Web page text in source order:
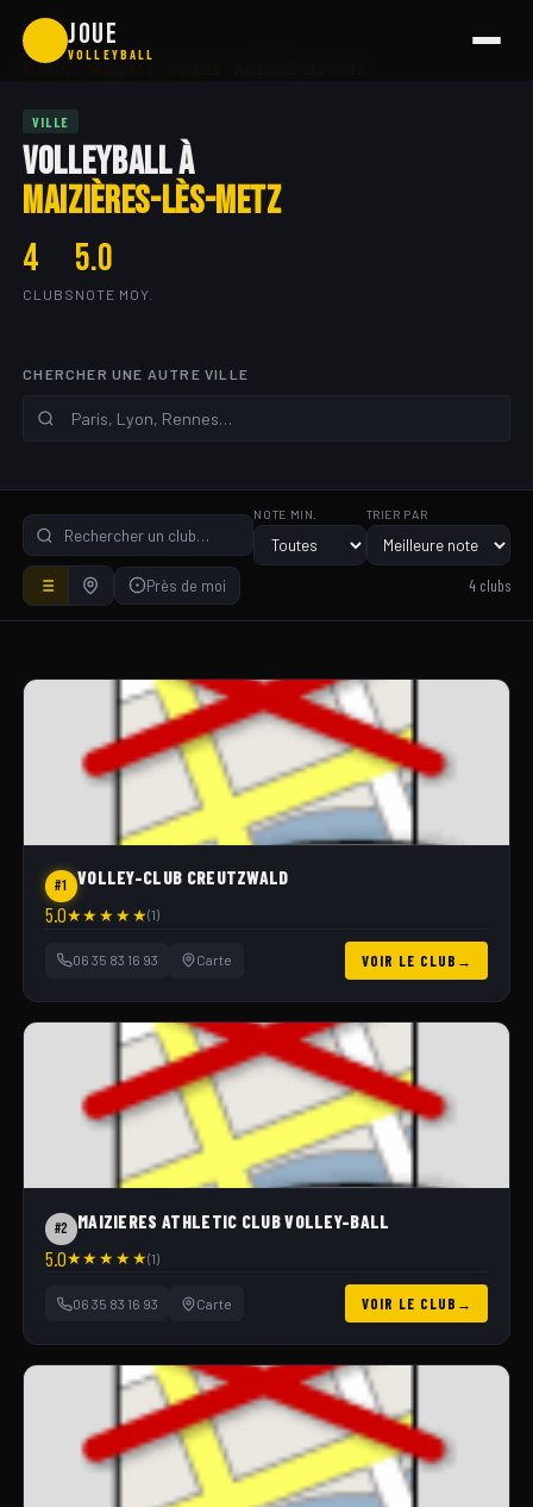
JOUE
VOLLEYBALL
VILLE
VOLLEYBALL À
MAIZIÈRES-LÈS-METZ
4
CLUBS
5.0
NOTE MOY.
CHERCHER UNE AUTRE VILLE
NOTE MIN. TRIER PAR
Près de moi 4 clubs
#1 VOLLEY-CLUB CREUTZWALD
5.0★★★★★(1)
06 35 83 16 93 Carte VOIR LE CLUB
#2 MAIZIERES ATHLETIC CLUB VOLLEY-BALL
5.0★★★★★(1)
06 35 83 16 93 Carte VOIR LE CLUB